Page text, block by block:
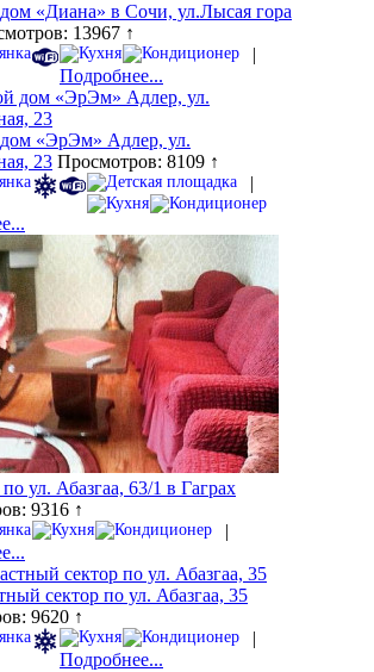
«Диана» в Сочи, ул.Лысая гора
13967 ↑
|
Подробнее...
дом «ЭрЭм» Адлер, ул.
23 Просмотров: 8109 ↑
|
ул. Абазгаа, 63/1 в Гаграх
9316 ↑
|
сектор по ул. Абазгаа, 35
9620 ↑
|
Подробнее...